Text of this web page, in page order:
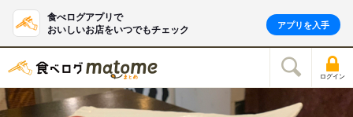
食べログアプリで
おいしいお店をいつでもチェック
アプリを入手
ログイン